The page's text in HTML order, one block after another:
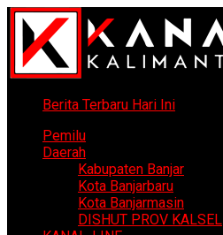
Berita Terbaru Hari Ini
Pemilu
Daerah
Kabupaten Banjar
Kota Banjarbaru
Kota Banjarmasin
DISHUT PROV KALSEL